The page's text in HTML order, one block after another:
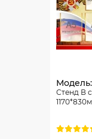
Стенд В